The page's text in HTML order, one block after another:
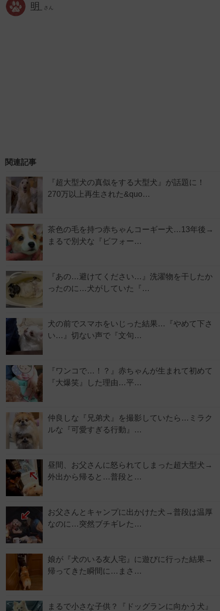
明 さん
関連記事
『超大型犬の真似をする大型犬』が話題に！
270万以上再生された&quo…
茶色の毛を持つ赤ちゃんコーギー犬…13年後→
まるで別犬な『ビフォー…
『あの…避けてください…』洗濯物を干したか
ったのに…犬がしていた『…
犬の前でスマホをいじった結果…『やめて下さ
い…』切ない声で『文句…
『ワンコで…！？』赤ちゃんが生まれて初めて
『大爆笑』した理由…平…
仲良しな『兄弟犬』を撮影していたら…ミラク
ルな『可愛すぎる行動』…
昼間、お父さんに怒られてしまった超大型犬→
外出から帰ると…普段と…
お父さんとキャンプに出かけた犬→普段は温厚
なのに…突然ブチギレた…
娘が『犬のいる友人宅』に遊びに行った結果→
帰ってきた瞬間に…まさ…
まるで小さな子供？『ドッグランに向かう犬』